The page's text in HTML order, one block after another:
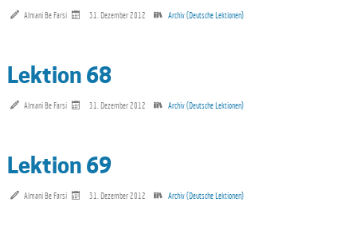
Almani Be Farsi 31. Dezember 2012 Archiv (Deutsche Lektionen)
Lektion 68
Almani Be Farsi 31. Dezember 2012 Archiv (Deutsche Lektionen)
Lektion 69
Almani Be Farsi 31. Dezember 2012 Archiv (Deutsche Lektionen)